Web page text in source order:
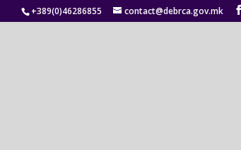
+389(0)46286855 contact@debrca.gov.mk